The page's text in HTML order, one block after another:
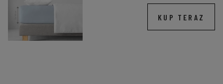
KUP TERAZ